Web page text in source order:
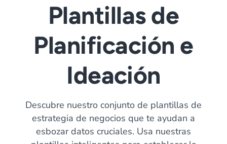
Plantillas de
Planificación e
Ideación
Descubre nuestro conjunto de plantillas de
estrategia de negocios que te ayudan a
esbozar datos cruciales. Usa nuestras